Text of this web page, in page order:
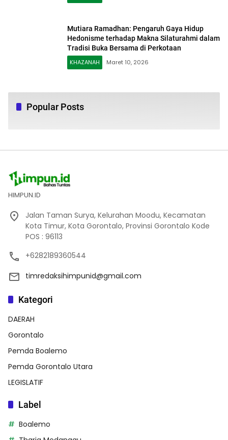
Mutiara Ramadhan: Pengaruh Gaya Hidup
Hedonisme terhadap Makna Silaturahmi dalam
Tradisi Buka Bersama di Perkotaan
KHAZANAH
Maret 10, 2026
Popular Posts
HIMPUN.ID
Jalan Taman Surya, Kelurahan Moodu, Kecamatan
Kota Timur, Kota Gorontalo, Provinsi Gorontalo Kode
POS : 96113
+6282189360544
timredaksihimpunid@gmail.com
Kategori
DAERAH
Gorontalo
Pemda Boalemo
Pemda Gorontalo Utara
LEGISLATIF
Label
Boalemo